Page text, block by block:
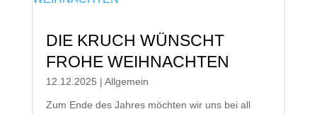
DIE KRUCH WÜNSCHT
FROHE WEIHNACHTEN
12.12.2025 | Allgemein
Zum Ende des Jahres möchten wir uns bei all